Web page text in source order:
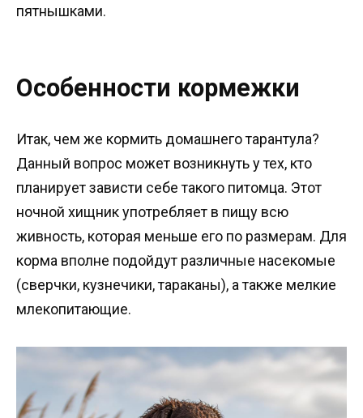
пятнышками.
Особенности кормежки
Итак, чем же кормить домашнего тарантула?
Данный вопрос может возникнуть у тех, кто
планирует зависти себе такого питомца. Этот
ночной хищник употребляет в пищу всю
живность, которая меньше его по размерам. Для
корма вполне подойдут различные насекомые
(сверчки, кузнечики, тараканы), а также мелкие
млекопитающие.